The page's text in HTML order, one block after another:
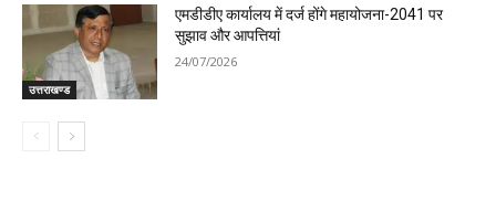
उत्तराखण्ड
एमडीडीए कार्यालय में दर्ज होंगे महायोजना-2041 पर
सुझाव और आपत्तियां
24/07/2026